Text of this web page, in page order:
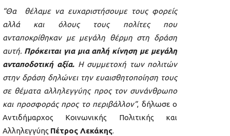
“Θα θέλαμε να ευχαριστήσουμε τους φορείς
αλλά και όλους τους πολίτες που
ανταποκρίθηκαν με μεγάλη θέρμη στη δράση
αυτή. Πρόκειται για μια απλή κίνηση με μεγάλη
ανταποδοτική αξία. Η συμμετοχή των πολιτών
στην δράση δηλώνει την ευαισθητοποίηση τους
σε θέματα αλληλεγγύης προς τον συνάνθρωπο
και προσφοράς προς το περιβάλλον”, δήλωσε ο
Αντιδήμαρχος Κοινωνικής Πολιτικής και
Αλληλεγγύης Πέτρος Λεκάκης.